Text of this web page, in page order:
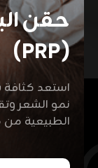
حقن
(PRP)
نمو الشعر
الطبيعية